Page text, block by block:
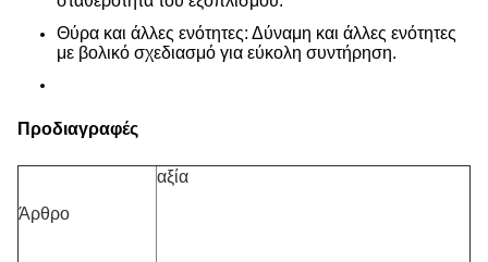
Θύρα και άλλες ενότητες: Δύναμη και άλλες ενότητες
με βολικό σχεδιασμό για εύκολη συντήρηση.
Προδιαγραφές
Άρθρο
αξία